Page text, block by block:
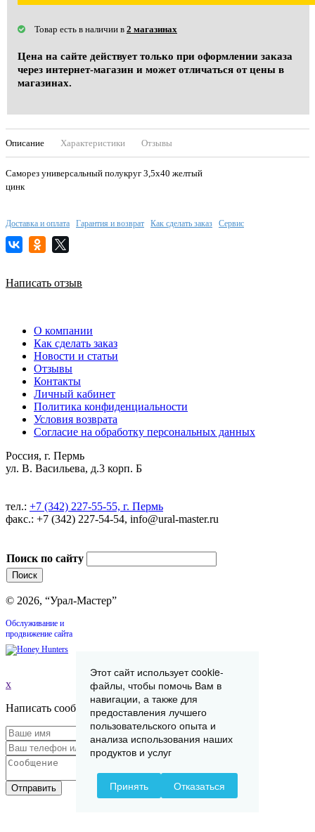
Товар есть в наличии в 2 магазинах
Цена на сайте действует только при оформлении заказа
через интернет-магазин и может отличаться от цены в
магазинах.
Описание Характеристики Отзывы
Саморез универсальный полукруг 3,5х40 желтый
цинк
Доставка и оплата Гарантия и возврат Как сделать заказ Сервис
Написать отзыв
О компании
Как сделать заказ
Новости и статьи
Отзывы
Контакты
Личный кабинет
Политика конфиденциальности
Условия возврата
Согласие на обработку персональных данных
Россия, г. Пермь
ул. В. Васильева, д.3 корп. Б
тел.: +7 (342) 227-55-55, г. Пермь
факс.: +7 (342) 227-54-54, info@ural-master.ru
Поиск по сайту
© 2026, “Урал-Мастер”
Обслуживание и
продвижение сайта
x
Написать сообщение
Отправить
Этот сайт использует cookie-
файлы, чтобы помочь Вам в
навигации, а также для
предоставления лучшего
пользовательского опыта и
анализа использования наших
продуктов и услуг
Принять Отказаться